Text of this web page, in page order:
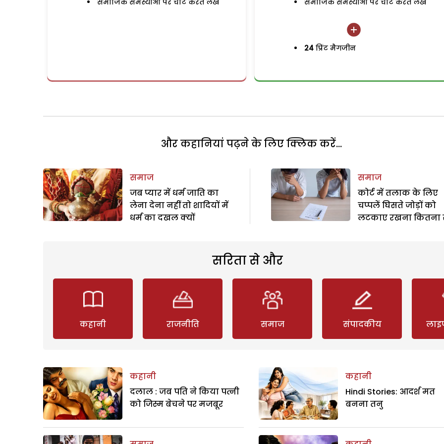
समाजिक समस्याओं पर चोट करते लेख समाजिक समस्याओं पर चोट करते लेख
24 प्रिंट मैगजीन
और कहानियां पढ़ने के लिए क्लिक करें...
समाज
जब प्यार में धर्म जाति का
लेना देना नहीं तो शादियों में
धर्म का दखल क्यों
समाज
कोर्ट में तलाक के लिए
चप्पलें घिसते जोड़ों को
लटकाए रखना कितना
सरिता से और
कहानी राजनीति समाज संपादकीय
कहानी
दलाल : जब पति ने किया पत्नी
को जिस्म बेचने पर मजबूर
कहानी
Hindi Stories: आदर्श मत
बनना तनु